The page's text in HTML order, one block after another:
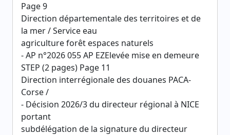
Page 9
Direction départementale des territoires et de
la mer / Service eau
agriculture forêt espaces naturels
- AP n°2026 055 AP EZElevée mise en demeure
STEP (2 pages) Page 11
Direction interrégionale des douanes PACA-
Corse /
- Décision 2026/3 du directeur régional à NICE
portant
subdélégation de la signature du directeur